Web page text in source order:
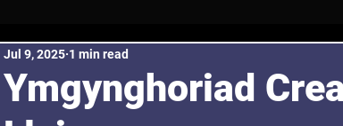
Ymgynghoriad
Jul 9, 2025 1 min read